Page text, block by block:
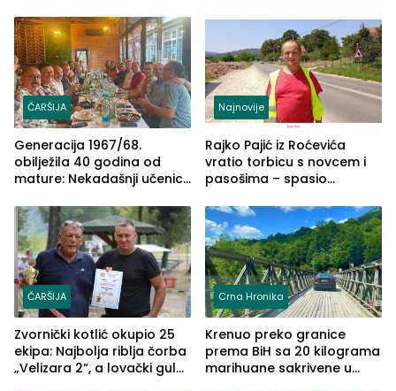
ČARŠIJA
Generacija 1967/68.
obilježila 40 godina od
mature: Nekadašnji učenici
(FOTO)
Najnovije
Rajko Pajić iz Roćevića
vratio torbicu s novcem i
pasošima – spasio
Grčkoj
ČARŠIJA
Zvornički kotlić okupio 25
ekipa: Najbolja riblja čorba
„Velizara 2“, a lovački gulaš
Crna Hronika
Krenuo preko granice
prema BiH sa 20 kilograma
marihuane sakrivene u